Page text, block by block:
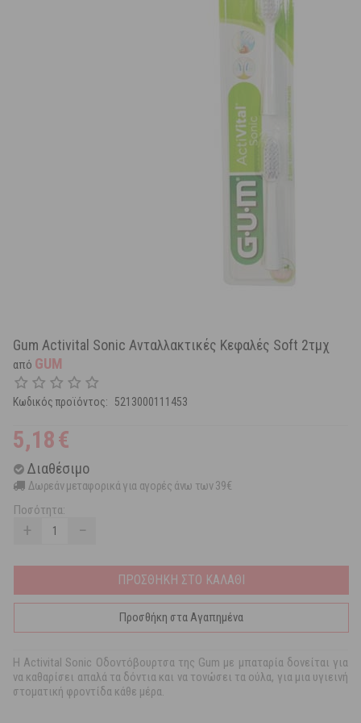
Gum Activital Sonic Ανταλλακτικές Κεφαλές Soft 2τμχ
από GUM
Κωδικός προϊόντος: 5213000111453
5,18€
Διαθέσιμο
Δωρεάν μεταφορικά για αγορές άνω των 39€
Ποσότητα:
+ −
ΠΡΟΣΘΗΚΗ ΣΤΟ ΚΑΛΑΘΙ
Προσθήκη στα Αγαπημένα
Η Activital Sonic Οδοντόβουρτσα της Gum με μπαταρία δονείται για
να καθαρίσει απαλά τα δόντια και να τονώσει τα ούλα, για μια υγιεινή
στοματική φροντίδα κάθε μέρα.